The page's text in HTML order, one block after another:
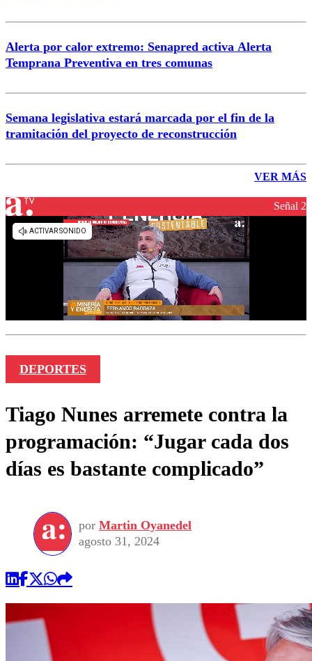
Alerta por calor extremo: Senapred activa Alerta
Temprana Preventiva en tres comunas
Semana legislativa estará marcada por el fin de la
tramitación del proyecto de reconstrucción
VER MÁS
Señal 2
DEPORTES
Tiago Nunes arremete contra la
programación: “Jugar cada dos
días es bastante complicado”
por Martin Oyanedel
agosto 31, 2024